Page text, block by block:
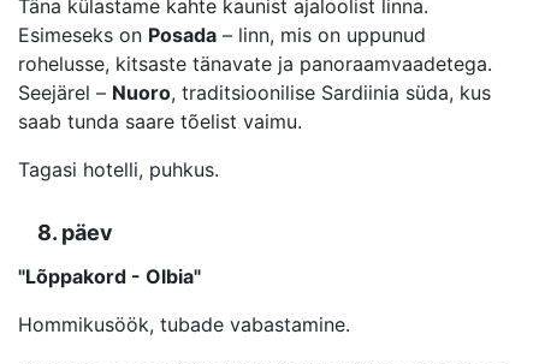
Täna külastame kahte kaunist ajaloolist linna.
Esimeseks on Posada – linn, mis on uppunud
rohelusse, kitsaste tänavate ja panoraamvaadetega.
Seejärel – Nuoro, traditsioonilise Sardiinia süda, kus
saab tunda saare tõelist vaimu.
Tagasi hotelli, puhkus.
8. päev
"Lõppakord - Olbia"
Hommikusöök, tubade vabastamine.